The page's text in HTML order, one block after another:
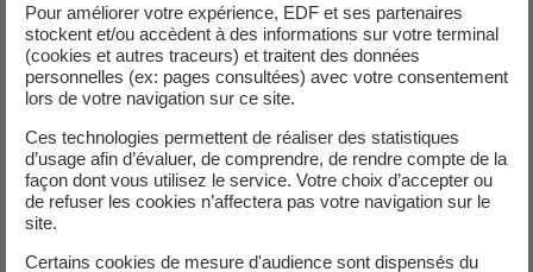
Conditions générales UIOM03 02V5
PDF - 307,63 Ko
17/02/2003
PDF - 1,4 Mo
Pour améliorer votre expérience, EDF et ses partenaires
stockent et/ou accèdent à des informations sur votre terminal
(cookies et autres traceurs) et traitent des données
personnelles (ex: pages consultées) avec votre consentement
lors de votre navigation sur ce site.
Ces technologies permettent de réaliser des statistiques
d’usage afin d’évaluer, de comprendre, de rendre compte de la
façon dont vous utilisez le service. Votre choix d’accepter ou
de refuser les cookies n’affectera pas votre navigation sur le
site.
Certains cookies de mesure d'audience sont dispensés du